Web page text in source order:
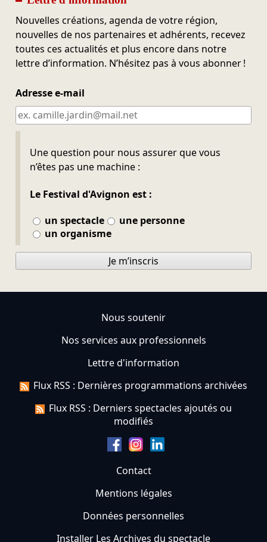
Nouvelles créations, agenda de votre région,
nouvelles de nos partenaires et adhérents, recevez
toutes ces actualités et plus encore dans notre
lettre d’information. N’hésitez pas à vous abonner !
Adresse e-mail
Une question pour nous assurer que vous
n’êtes pas une machine :
Le Festival d'Avignon est :
un spectacle
une personne
un organisme
Ne pas remplir
Je m’inscris
Nous soutenir
Nos services aux professionnels
Lettre d'information
Flux RSS : Dernières programmations archivées
Flux RSS : Derniers spectacles ajoutés ou
modifiés
Contact
Mentions légales
Données personnelles
Installer Les Archives du spectacle